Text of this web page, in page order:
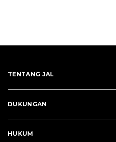
TENTANG JAL
DUKUNGAN
HUKUM